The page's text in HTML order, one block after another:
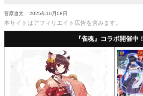
菅原遼太 2025年10月08日
本サイトはアフィリエイト広告を含みます。
『雀魂』コラボ開催中！